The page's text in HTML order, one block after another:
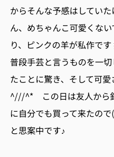
からそんな予感はしてい
ん、めちゃんこ可愛くな
り、ピンクの羊が私作です
普段手芸と言うものを一
たことに驚き、そして可
^///^* この日は友人から
に自分でも買って来たの
と思案中です♪